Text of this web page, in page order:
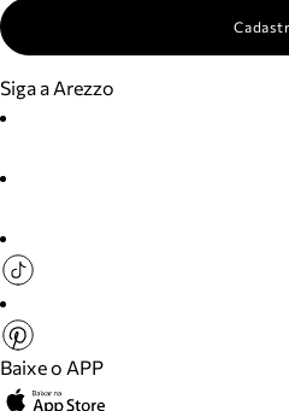
Siga a Arezzo
Baixe o APP